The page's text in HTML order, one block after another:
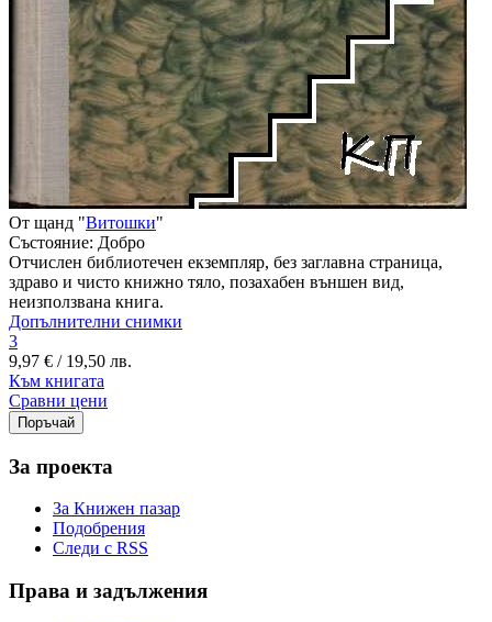
От щанд "Витошки"
Състояние: Добро
Отчислен библиотечен екземпляр, без заглавна страница,
здраво и чисто книжно тяло, позахабен външен вид,
неизползвана книга.
Допълнителни снимки
3
9,97 € / 19,50 лв.
Към книгата
Сравни цени
За проекта
За Книжен пазар
Подобрения
Следи с RSS
Права и задължения